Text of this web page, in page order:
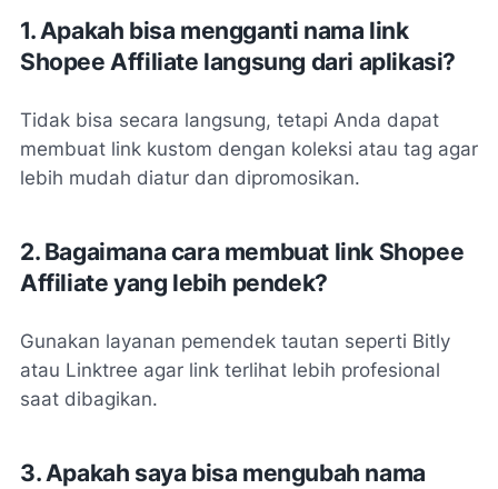
1. Apakah bisa mengganti nama link
Shopee Affiliate langsung dari aplikasi?
Tidak bisa secara langsung, tetapi Anda dapat
membuat link kustom dengan koleksi atau tag agar
lebih mudah diatur dan dipromosikan.
2. Bagaimana cara membuat link Shopee
Affiliate yang lebih pendek?
Gunakan layanan pemendek tautan seperti Bitly
atau Linktree agar link terlihat lebih profesional
saat dibagikan.
3. Apakah saya bisa mengubah nama